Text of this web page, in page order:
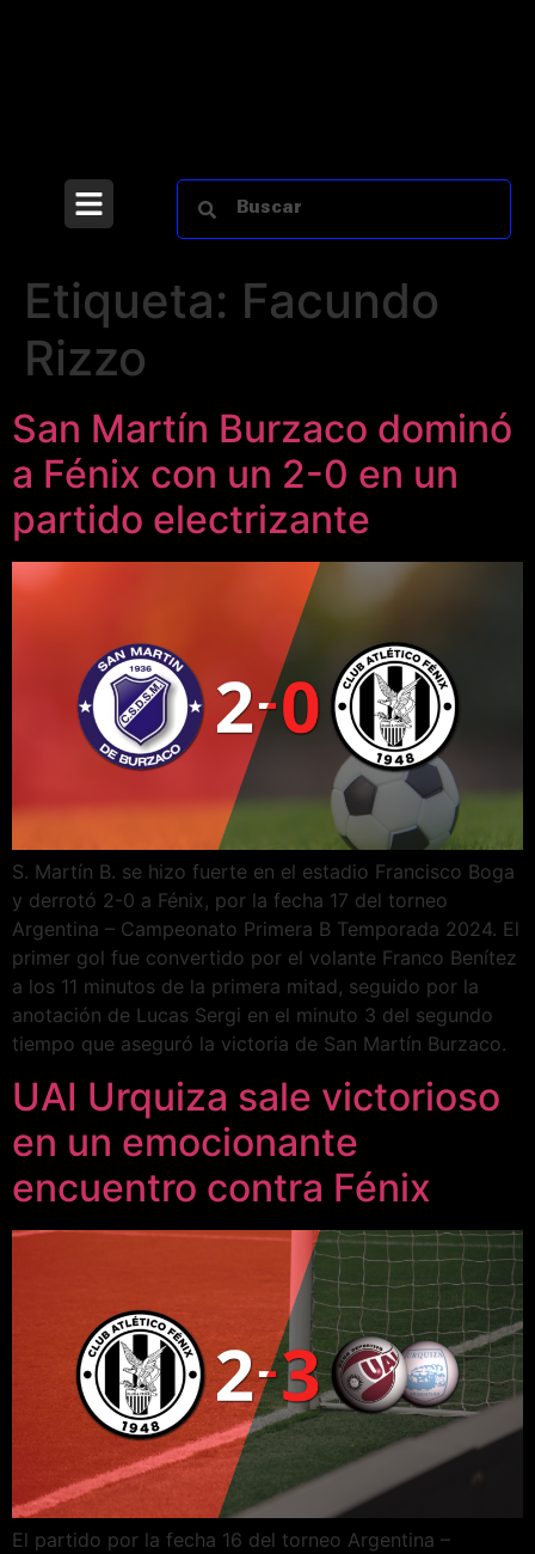
Etiqueta: Facundo
Rizzo
San Martín Burzaco dominó
a Fénix con un 2-0 en un
partido electrizante
S. Martín B. se hizo fuerte en el estadio Francisco Boga
y derrotó 2-0 a Fénix, por la fecha 17 del torneo
Argentina – Campeonato Primera B Temporada 2024. El
primer gol fue convertido por el volante Franco Benítez
a los 11 minutos de la primera mitad, seguido por la
anotación de Lucas Sergi en el minuto 3 del segundo
tiempo que aseguró la victoria de San Martín Burzaco.
UAI Urquiza sale victorioso
en un emocionante
encuentro contra Fénix
El partido por la fecha 16 del torneo Argentina –